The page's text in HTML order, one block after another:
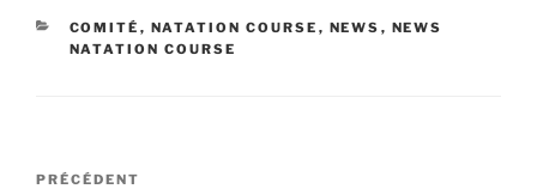
CATÉGORIES
COMITÉ , NATATION COURSE , NEWS , NEWS
NATATION COURSE
Navigation
Article
PRÉCÉDENT